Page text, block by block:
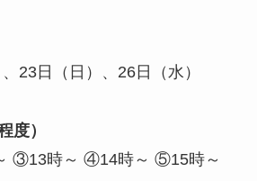
23日（日）、26日（水）
度）
③13時～ ④14時～ ⑤15時～